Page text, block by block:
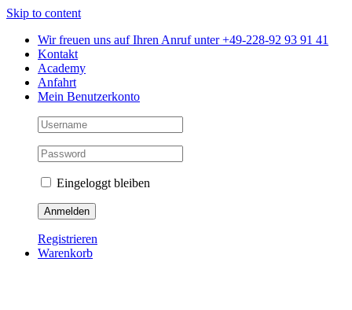
Skip to content
Wir freuen uns auf Ihren Anruf unter +49-228-92 93 91 41
Kontakt
Academy
Anfahrt
Mein Benutzerkonto
Eingeloggt bleiben
Registrieren
Warenkorb